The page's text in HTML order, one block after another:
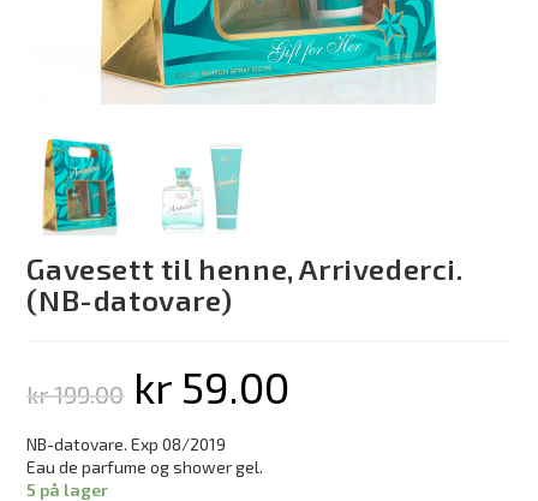
Gavesett til henne, Arrivederci.
(NB-datovare)
kr199.00 kr 59.00
NB-datovare. Exp 08/2019
Eau de parfume og shower gel.
5 på lager